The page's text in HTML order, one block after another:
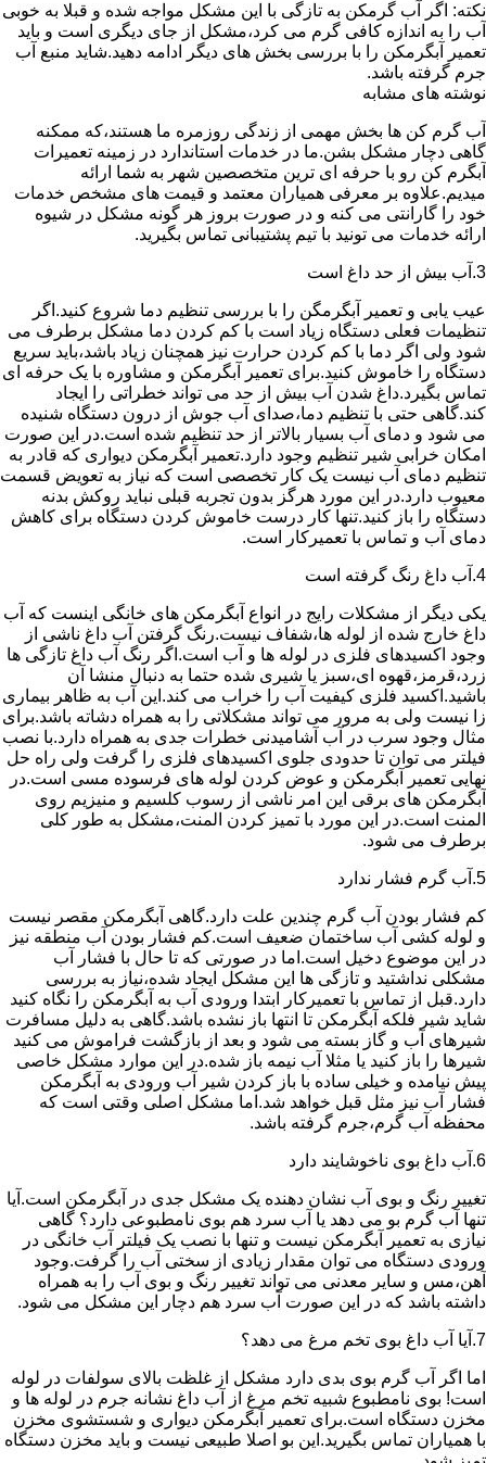
نکته: اگر آب گرمکن به تازگی با این مشکل مواجه شده و قبلا به خوبی
آب را به اندازه کافی گرم می کرد،مشکل از جای دیگری است و باید
تعمیر آبگرمکن را با بررسی بخش های دیگر ادامه دهید.شاید منبع آب
جرم گرفته باشد.
نوشته های مشابه
آب گرم کن ها بخش مهمی از زندگی روزمره ما هستند،که ممکنه
گاهی دچار مشکل بشن.ما در خدمات استاندارد در زمینه تعمیرات
آبگرم کن رو با حرفه ای ترین متخصصین شهر به شما ارائه
میدیم.علاوه بر معرفی همیاران معتمد و قیمت های مشخص خدمات
خود را گارانتی می کنه و در صورت بروز هر گونه مشکل در شیوه
ارائه خدمات می تونید با تیم پشتیبانی تماس بگیرید.
3.آب بیش از حد داغ است
عیب یابی و تعمیر آبگرمگن را با بررسی تنظیم دما شروع کنید.اگر
تنظیمات فعلی دستگاه زیاد است با کم کردن دما مشکل برطرف می
شود ولی اگر دما با کم کردن حرارت نیز همچنان زیاد باشد،باید سریع
دستگاه را خاموش کنید.برای تعمیر آبگرمکن و مشاوره با یک حرفه ای
تماس بگیرد.داغ شدن آب بیش از حد می تواند خطراتی را ایجاد
کند.گاهی حتی با تنظیم دما،صدای آب جوش از درون دستگاه شنیده
می شود و دمای آب بسیار بالاتر از حد تنظیم شده است.در این صورت
امکان خرابی شیر تنظیم وجود دارد.تعمیر آبگرمکن دیواری که قادر به
تنظیم دمای آب نیست یک کار تخصصی است که نیاز به تعویض قسمت
معیوب دارد.در این مورد هرگز بدون تجربه قبلی نباید روکش بدنه
دستگاه را باز کنید.تنها کار درست خاموش کردن دستگاه برای کاهش
دمای آب و تماس با تعمیرکار است.
4.آب داغ رنگ گرفته است
یکی دیگر از مشکلات رایج در انواع آبگرمکن های خانگی اینست که آب
داغ خارج شده از لوله ها،شفاف نیست.رنگ گرفتن آب داغ ناشی از
وجود اکسیدهای فلزی در لوله ها و آب است.اگر رنگ آب داغ تازگی ها
زرد،قرمز،قهوه ای،سبز یا شیری شده حتما به دنبال منشا آن
باشید.اکسید فلزی کیفیت آب را خراب می کند.این آب به ظاهر بیماری
زا نیست ولی به مرور می تواند مشکلاتی را به همراه دشاته باشد.برای
مثال وجود سرب در آب آشامیدنی خطرات جدی به همراه دارد.با نصب
فیلتر می توان تا حدودی جلوی اکسیدهای فلزی را گرفت ولی راه حل
نهایی تعمیر آبگرمکن و عوض کردن لوله های فرسوده مسی است.در
آبگرمکن های برقی این امر ناشی از رسوب کلسیم و منیزیم روی
المنت است.در این مورد با تمیز کردن المنت،مشکل به طور کلی
برطرف می شود.
5.آب گرم فشار ندارد
کم فشار بودن آب گرم چندین علت دارد.گاهی آبگرمکن مقصر نیست
و لوله کشی آب ساختمان ضعیف است.کم فشار بودن آب منطقه نیز
در این موضوع دخیل است.اما در صورتی که تا حال با فشار آب
مشکلی نداشتید و تازگی ها این مشکل ایجاد شده،نیاز به بررسی
دارد.قبل از تماس با تعمیرکار ابتدا ورودی آب به آبگرمکن را نگاه کنید
شاید شیر فلکه آبگرمکن تا انتها باز نشده باشد.گاهی به دلیل مسافرت
شیرهای آب و گاز بسته می شود و بعد از بازگشت فراموش می کنید
شیرها را باز کنید یا مثلا آب نیمه باز شده.در این موارد مشکل خاصی
پیش نیامده و خیلی ساده با باز کردن شیر آب ورودی به آبگرمکن
فشار آب نیز مثل قبل خواهد شد.اما مشکل اصلی وقتی است که
محفظه آب گرم،جرم گرفته باشد.
6.آب داغ بوی ناخوشایند دارد
تغییر رنگ و بوی آب نشان دهنده یک مشکل جدی در آبگرمکن است.آیا
تنها آب گرم بو می دهد یا آب سرد هم بوی نامطبوعی دارد؟ گاهی
نیازی به تعمیر آبگرمکن نیست و تنها با نصب یک فیلتر آب خانگی در
ورودی دستگاه می توان مقدار زیادی از سختی آب را گرفت.وجود
آهن،مس و سایر معدنی می تواند تغییر رنگ و بوی آب را به همراه
داشته باشد که در این صورت آب سرد هم دچار این مشکل می شود.
7.آیا آب داغ بوی تخم مرغ می دهد؟
اما اگر آب گرم بوی بدی دارد مشکل از غلظت بالای سولفات در لوله
است! بوی نامطبوع شبیه تخم مرغ از آب داغ نشانه جرم در لوله ها و
مخزن دستگاه است.برای تعمیر آبگرمکن دیواری و شستشوی مخزن
با همیاران تماس بگیرید.این بو اصلا طبیعی نیست و باید مخزن دستگاه